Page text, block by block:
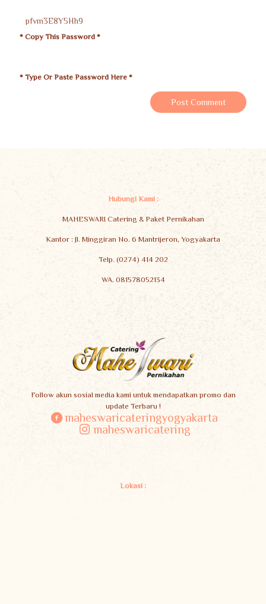
* Copy This Password *
* Type Or Paste Password Here *
Hubungi Kami :
MAHESWARI Catering & Paket Pernikahan
Kantor : Jl. Minggiran No. 6 Mantrijeron, Yogyakarta
Telp. (0274) 414 202
WA. 081578052134
Follow akun sosial media kami untuk mendapatkan promo dan
update Terbaru !
maheswaricateringyogyakarta
maheswaricatering
Lokasi :